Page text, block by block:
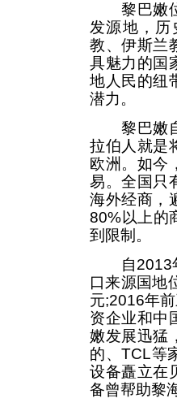
黎巴嫩位
发源地，历
教、伊斯兰
具魅力的国
地人民的纽
潜力。
黎巴嫩自
拉伯人就是
欧洲。如今
易。全国只
海外经商，
80%以上的
到限制。
自2013年
口来源国地
元;2016年
资企业和中
嫩发展迅猛
的、TCL等
设备矗立在
备曾帮助黎